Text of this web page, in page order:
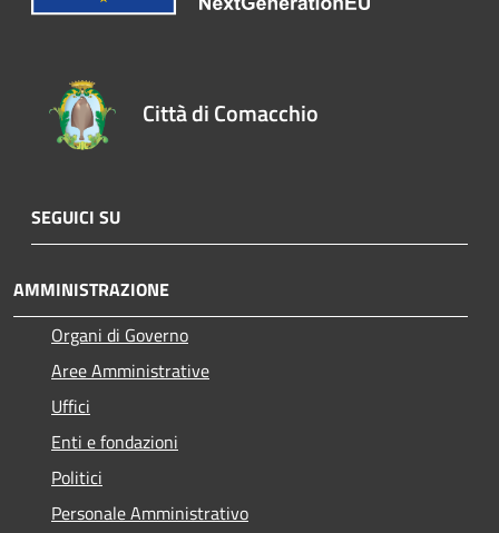
Città di Comacchio
SEGUICI SU
AMMINISTRAZIONE
Organi di Governo
Aree Amministrative
Uffici
Enti e fondazioni
Politici
Personale Amministrativo